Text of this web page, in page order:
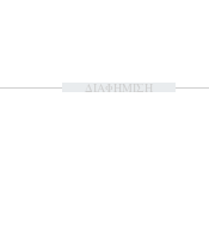
ΔΙΑΦΗΜΙΣΗ